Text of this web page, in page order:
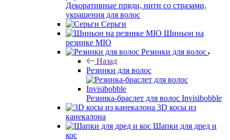
Декоративные пряди, нити со стразами,
украшения для волос
Серьги
Шиньон на
резинке MIO
Резинки для волос
Назад
Резинки для волос
Резинка-браслет для волос Invisibobble
3D косы из
канекалона
Шапки для дред и
кос